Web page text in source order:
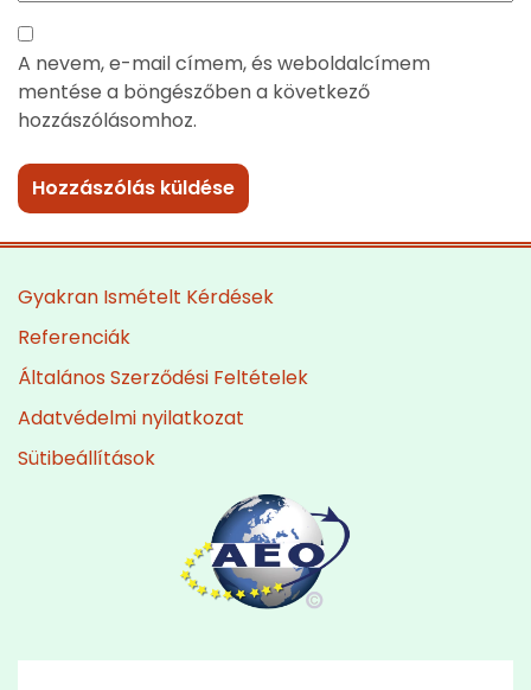
A nevem, e-mail címem, és weboldalcímem
mentése a böngészőben a következő
hozzászólásomhoz.
Gyakran Ismételt Kérdések
Referenciák
Általános Szerződési Feltételek
Adatvédelmi nyilatkozat
Sütibeállítások